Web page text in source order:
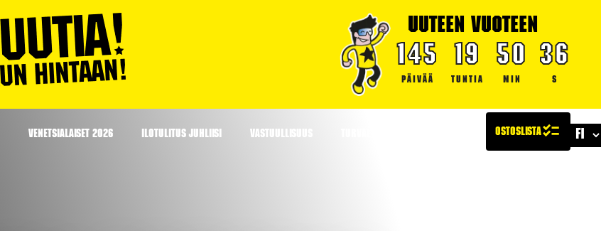
UUTEEN VUOTEEN
145
PÄIVÄÄ
19
TUNTIA
50
MIN
35
S
VENETSIALAISET 2026 ILOTULITUS JUHLIISI VASTUULLISUUS